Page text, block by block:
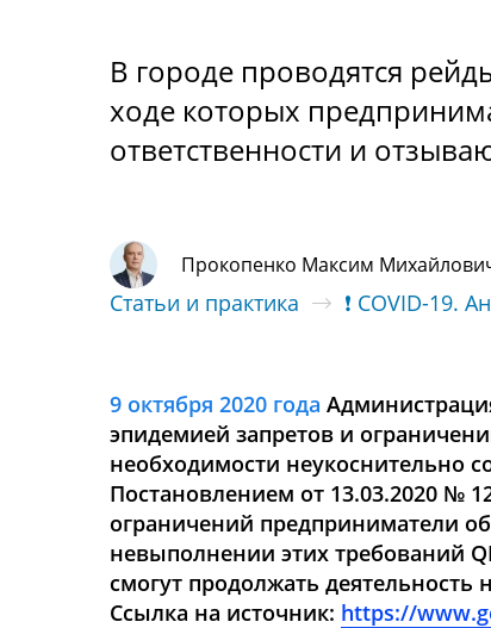
В городе проводятся
ходе которых
ответственности и
Прокопенко Максим
Статьи и практика
❗ COVID-19.
9 октября 2020 года
эпидемией запретов и
необходимости неукоснительно
Постановлением от 13.03.2020 №
ограничений предприниматели
невыполнении этих требований
смогут продолжать деятельность
Ссылка на источник: https://